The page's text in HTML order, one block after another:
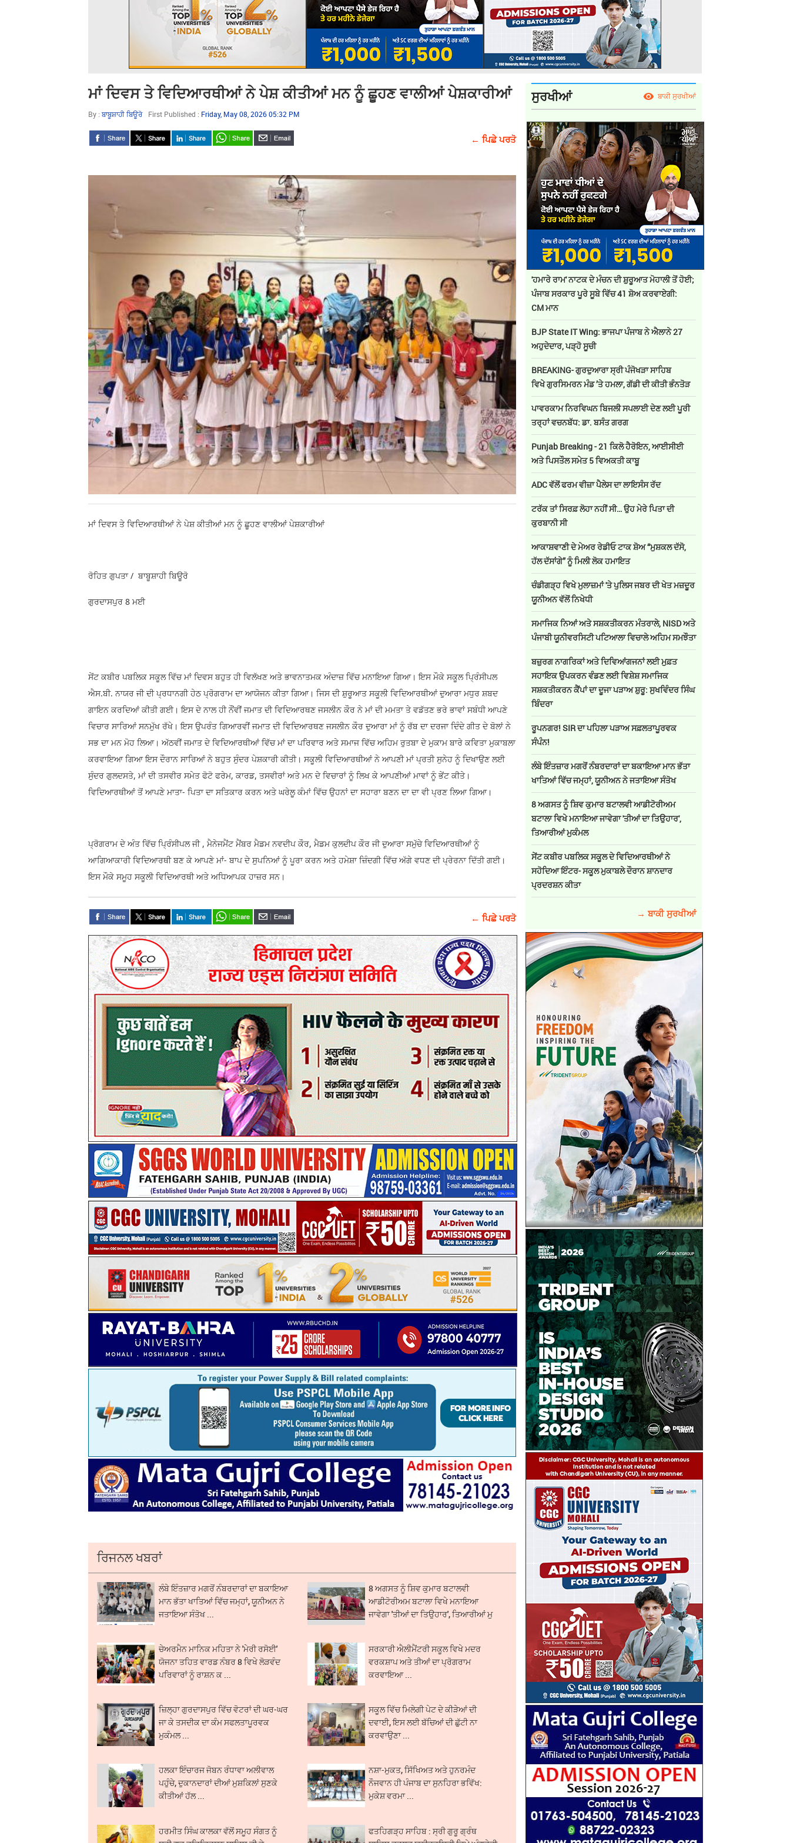
ਮਾਂ ਦਿਵਸ ਤੇ ਵਿਦਿਆਰਥੀਆਂ ਨੇ ਪੇਸ਼ ਕੀਤੀਆਂ ਮਨ ਨੂੰ ਛੂਹਣ ਵਾਲੀਆਂ ਪੇਸ਼ਕਾਰੀਆਂ
By : ਬਾਬੂਸ਼ਾਹੀ ਬਿਊਰੋ First Published : Friday, May 08, 2026 05:32 PM
← ਪਿਛੇ ਪਰਤੋ
ਮਾਂ ਦਿਵਸ ਤੇ ਵਿਦਿਆਰਥੀਆਂ ਨੇ ਪੇਸ਼ ਕੀਤੀਆਂ ਮਨ ਨੂੰ ਛੂਹਣ ਵਾਲੀਆਂ ਪੇਸ਼ਕਾਰੀਆਂ
ਰੋਹਿਤ ਗੁਪਤਾ / ਬਾਬੂਸ਼ਾਹੀ ਬਿਊਰੋ
ਗੁਰਦਾਸਪੁਰ 8 ਮਈ
ਸੇਂਟ ਕਬੀਰ ਪਬਲਿਕ ਸਕੂਲ ਵਿੱਚ ਮਾਂ ਦਿਵਸ ਬਹੁਤ ਹੀ ਵਿਲੱਖਣ ਅਤੇ ਭਾਵਨਾਤਮਕ ਅੰਦਾਜ਼ ਵਿੱਚ ਮਨਾਇਆ ਗਿਆ। ਇਸ ਮੌਕੇ ਸਕੂਲ ਪ੍ਰਿੰਸੀਪਲ
ਐਸ.ਬੀ. ਨਾਯਰ ਜੀ ਦੀ ਪ੍ਰਧਾਨਗੀ ਹੇਠ ਪ੍ਰੋਗਰਾਮ ਦਾ ਆਯੋਜਨ ਕੀਤਾ ਗਿਆ। ਜਿਸ ਦੀ ਸ਼ੁਰੂਆਤ ਸਕੂਲੀ ਵਿਦਿਆਰਥੀਆਂ ਦੁਆਰਾ ਮਧੁਰ ਸ਼ਬਦ
ਗਾਇਨ ਕਰਦਿਆਂ ਕੀਤੀ ਗਈ। ਇਸ ਦੇ ਨਾਲ ਹੀ ਨੌਂਵੀਂ ਜਮਾਤ ਦੀ ਵਿਦਿਆਰਥਣ ਜਸਲੀਨ ਕੌਰ ਨੇ ਮਾਂ ਦੀ ਮਮਤਾ ਤੇ ਵਡੱਤਣ ਭਰੇ ਭਾਵਾਂ ਸਬੰਧੀ ਆਪਣੇ
ਵਿਚਾਰ ਸਾਰਿਆਂ ਸਨਮੁੱਖ ਰੱਖੇ। ਇਸ ਉਪਰੰਤ ਗਿਆਰਵੀਂ ਜਮਾਤ ਦੀ ਵਿਦਿਆਰਥਣ ਜਸਲੀਨ ਕੌਰ ਦੁਆਰਾ ਮਾਂ ਨੂੰ ਰੱਬ ਦਾ ਦਰਜਾ ਦਿੰਦੇ ਗੀਤ ਦੇ ਬੋਲਾਂ ਨੇ
ਸਭ ਦਾ ਮਨ ਮੋਹ ਲਿਆ। ਅੱਠਵੀਂ ਜਮਾਤ ਦੇ ਵਿਦਿਆਰਥੀਆਂ ਵਿੱਚ ਮਾਂ ਦਾ ਪਰਿਵਾਰ ਅਤੇ ਸਮਾਜ ਵਿੱਚ ਅਹਿਮ ਰੁਤਬਾ ਦੇ ਮੁਕਾਮ ਬਾਰੇ ਕਵਿਤਾ ਮੁਕਾਬਲਾ
ਕਰਵਾਇਆ ਗਿਆ ਇਸ ਦੌਰਾਨ ਸਾਰਿਆਂ ਨੇ ਬਹੁਤ ਸੁੰਦਰ ਪੇਸ਼ਕਾਰੀ ਕੀਤੀ। ਸਕੂਲੀ ਵਿਦਿਆਰਥੀਆਂ ਨੇ ਆਪਣੀ ਮਾਂ ਪ੍ਰਤੀ ਸੁਨੇਹ ਨੂੰ ਦਿਖਾਉਣ ਲਈ
ਸੁੰਦਰ ਗੁਲਦਸਤੇ, ਮਾਂ ਦੀ ਤਸਵੀਰ ਸਮੇਤ ਫੋਟੋ ਫਰੇਮ, ਕਾਰਡ, ਤਸਵੀਰਾਂ ਅਤੇ ਮਨ ਦੇ ਵਿਚਾਰਾਂ ਨੂੰ ਲਿਖ ਕੇ ਆਪਣੀਆਂ ਮਾਵਾਂ ਨੂੰ ਭੇਂਟ ਕੀਤੇ।
ਵਿਦਿਆਰਥੀਆਂ ਤੋਂ ਆਪਣੇ ਮਾਤਾ- ਪਿਤਾ ਦਾ ਸਤਿਕਾਰ ਕਰਨ ਅਤੇ ਘਰੇਲੂ ਕੰਮਾਂ ਵਿੱਚ ਉਹਨਾਂ ਦਾ ਸਹਾਰਾ ਬਣਨ ਦਾ ਦਾ ਵੀ ਪ੍ਰਣ ਲਿਆ ਗਿਆ।
ਪ੍ਰੋਗਰਾਮ ਦੇ ਅੰਤ ਵਿੱਚ ਪ੍ਰਿੰਸੀਪਲ ਜੀ , ਮੈਨੇਜਮੈਂਟ ਮੈਂਬਰ ਮੈਡਮ ਨਵਦੀਪ ਕੌਰ, ਮੈਡਮ ਕੁਲਦੀਪ ਕੌਰ ਜੀ ਦੁਆਰਾ ਸਮੁੱਚੇ ਵਿਦਿਆਰਥੀਆਂ ਨੂੰ
ਆਗਿਆਕਾਰੀ ਵਿਦਿਆਰਥੀ ਬਣ ਕੇ ਆਪਣੇ ਮਾਂ- ਬਾਪ ਦੇ ਸੁਪਨਿਆਂ ਨੂੰ ਪੂਰਾ ਕਰਨ ਅਤੇ ਹਮੇਸ਼ਾ ਜ਼ਿੰਦਗੀ ਵਿੱਚ ਅੱਗੇ ਵਧਣ ਦੀ ਪ੍ਰੇਰਨਾ ਦਿੱਤੀ ਗਈ।
ਇਸ ਮੌਕੇ ਸਮੂਹ ਸਕੂਲੀ ਵਿਦਿਆਰਥੀ ਅਤੇ ਅਧਿਆਪਕ ਹਾਜ਼ਰ ਸਨ।
← ਪਿਛੇ ਪਰਤੋ
ਰਿਜਨਲ ਖਬਰਾਂ
ਲੰਬੇ ਇੰਤਜ਼ਾਰ ਮਗਰੋਂ ਨੰਬਰਦਾਰਾਂ ਦਾ ਬਕਾਇਆ
ਮਾਨ ਭੱਤਾ ਖਾਤਿਆਂ ਵਿੱਚ ਜਮ੍ਹਾਂ, ਯੂਨੀਅਨ ਨੇ
ਜਤਾਇਆ ਸੰਤੋਖ ...
8 ਅਗਸਤ ਨੂੰ ਸ਼ਿਵ ਕੁਮਾਰ ਬਟਾਲਵੀ
ਆਡੀਟੋਰੀਅਮ ਬਟਾਲਾ ਵਿਖੇ ਮਨਾਇਆ
ਜਾਵੇਗਾ 'ਤੀਆਂ ਦਾ ਤਿਉਹਾਰ', ਤਿਆਰੀਆਂ ਮੁ
ਚੇਅਰਮੈਨ ਮਾਨਿਕ ਮਹਿਤਾ ਨੇ 'ਮੇਰੀ ਰਸੋਈ'
ਯੋਜਨਾ ਤਹਿਤ ਵਾਰਡ ਨੰਬਰ 8 ਵਿਖੇ ਲੋੜਵੰਦ
ਪਰਿਵਾਰਾਂ ਨੂੰ ਰਾਸ਼ਨ ਕ ...
ਸਰਕਾਰੀ ਐਲੀਮੈਂਟਰੀ ਸਕੂਲ ਵਿਖੇ ਮਦਰ
ਵਰਕਸ਼ਾਪ ਅਤੇ ਤੀਆਂ ਦਾ ਪ੍ਰੋਗਰਾਮ
ਕਰਵਾਇਆ ...
ਜ਼ਿਲ੍ਹਾ ਗੁਰਦਾਸਪੁਰ ਵਿੱਚ ਵੋਟਰਾਂ ਦੀ ਘਰ-ਘਰ
ਜਾ ਕੇ ਤਸਦੀਕ ਦਾ ਕੰਮ ਸਫਲਤਾਪੂਰਵਕ
ਮੁਕੰਮਲ ...
ਸਕੂਲ ਵਿੱਚ ਮਿਲੇਗੀ ਪੇਟ ਦੇ ਕੀੜੇਆਂ ਦੀ
ਦਵਾਈ, ਇਸ ਲਈ ਬੱਚਿਆਂ ਦੀ ਛੁੱਟੀ ਨਾ
ਕਰਵਾਉਣਾ ...
ਹਲਕਾ ਇੰਚਾਰਜ ਜੋਬਨ ਰੰਧਾਵਾ ਅਲੀਵਾਲ
ਪਹੁੰਚੇ, ਦੁਕਾਨਦਾਰਾਂ ਦੀਆਂ ਮੁਸ਼ਕਿਲਾਂ ਸੁਣਕੇ
ਕੀਤੀਆਂ ਹੱਲ ...
ਨਸ਼ਾ-ਮੁਕਤ, ਸਿੱਖਿਅਤ ਅਤੇ ਹੁਨਰਮੰਦ
ਨੌਜਵਾਨ ਹੀ ਪੰਜਾਬ ਦਾ ਸੁਨਹਿਰਾ ਭਵਿੱਖ:
ਮੁਕੇਸ਼ ਵਰਮਾ ...
ਹਰਮੀਤ ਸਿੰਘ ਕਾਲਕਾ ਵੱਲੋਂ ਸਮੂਹ ਸੰਗਤ ਨੂੰ
ਫਤਹਿਗੜ੍ਹ ਸਾਹਿਬ : ਸ੍ਰੀ ਗੁਰੂ ਗ੍ਰੰਥ
ਸੁਰਖੀਆਂ ਬਾਕੀ ਸੁਰਖੀਆਂ
'ਹਮਾਰੇ ਰਾਮ' ਨਾਟਕ ਦੇ ਮੰਚਨ ਦੀ ਸ਼ੁਰੂਆਤ ਮੋਹਾਲੀ ਤੋਂ ਹੋਈ;
ਪੰਜਾਬ ਸਰਕਾਰ ਪੂਰੇ ਸੂਬੇ ਵਿੱਚ 41 ਸ਼ੋਅ ਕਰਵਾਏਗੀ:
CM ਮਾਨ
BJP State IT Wing: ਭਾਜਪਾ ਪੰਜਾਬ ਨੇ ਐਲਾਨੇ 27
ਅਹੁਦੇਦਾਰ, ਪੜ੍ਹੋ ਸੂਚੀ
BREAKING- ਗੁਰਦੁਆਰਾ ਸ੍ਰੀ ਪੰਜੋਖੜਾ ਸਾਹਿਬ
ਵਿਖੇ ਗੁਰਸਿਮਰਨ ਮੰਡ ’ਤੇ ਹਮਲਾ, ਗੱਡੀ ਦੀ ਕੀਤੀ ਭੰਨਤੋੜ
ਪਾਵਰਕਾਮ ਨਿਰਵਿਘਨ ਬਿਜਲੀ ਸਪਲਾਈ ਦੇਣ ਲਈ ਪੂਰੀ
ਤਰ੍ਹਾਂ ਵਚਨਬੱਧ: ਡਾ. ਬਸੰਤ ਗਰਗ
Punjab Breaking - 21 ਕਿਲੋ ਹੈਰੋਇਨ, ਆਈਸੀਈ
ਅਤੇ ਪਿਸਤੌਲ ਸਮੇਤ 5 ਵਿਅਕਤੀ ਕਾਬੂ
ADC ਵੱਲੋਂ ਫਰਮ ਵੀਜ਼ਾ ਪੈਲੇਸ ਦਾ ਲਾਇਸੰਸ ਰੱਦ
ਟਰੱਕ ਤਾਂ ਸਿਰਫ਼ ਲੋਹਾ ਨਹੀਂ ਸੀ… ਉਹ ਮੇਰੇ ਪਿਤਾ ਦੀ
ਕੁਰਬਾਨੀ ਸੀ
ਆਕਾਸ਼ਵਾਣੀ ਦੇ ਮੇਅਰ ਰੇਡੀਓ ਟਾਕ ਸ਼ੋਅ “ਮੁਸ਼ਕਲ ਦੱਸੋ,
ਹੱਲ ਦੱਸਾਂਗੇ” ਨੂੰ ਮਿਲੀ ਲੋਕ ਹਮਾਇਤ
ਚੰਡੀਗੜ੍ਹ ਵਿਖੇ ਮੁਲਾਜ਼ਮਾਂ 'ਤੇ ਪੁਲਿਸ ਜਬਰ ਦੀ ਖੇਤ ਮਜ਼ਦੂਰ
ਯੂਨੀਅਨ ਵੱਲੋਂ ਨਿਖੇਧੀ
ਸਮਾਜਿਕ ਨਿਆਂ ਅਤੇ ਸਸ਼ਕਤੀਕਰਨ ਮੰਤਰਾਲੇ, NISD ਅਤੇ
ਪੰਜਾਬੀ ਯੂਨੀਵਰਸਿਟੀ ਪਟਿਆਲਾ ਵਿਚਾਲੇ ਅਹਿਮ ਸਮਝੌਤਾ
ਬਜ਼ੁਰਗ ਨਾਗਰਿਕਾਂ ਅਤੇ ਦਿਵਿਆਂਗਜਨਾਂ ਲਈ ਮੁਫ਼ਤ
ਸਹਾਇਕ ਉਪਕਰਨ ਵੰਡਣ ਲਈ ਵਿਸ਼ੇਸ਼ ਸਮਾਜਿਕ
ਸਸ਼ਕਤੀਕਰਨ ਕੈਂਪਾਂ ਦਾ ਦੂਜਾ ਪੜਾਅ ਸ਼ੁਰੂ: ਸੁਖਵਿੰਦਰ ਸਿੰਘ
ਬਿੰਦਰਾ
ਰੂਪਨਗਰ! SIR ਦਾ ਪਹਿਲਾ ਪੜਾਅ ਸਫ਼ਲਤਾਪੂਰਵਕ
ਸੰਪੰਨ!
ਲੰਬੇ ਇੰਤਜ਼ਾਰ ਮਗਰੋਂ ਨੰਬਰਦਾਰਾਂ ਦਾ ਬਕਾਇਆ ਮਾਨ ਭੱਤਾ
ਖਾਤਿਆਂ ਵਿੱਚ ਜਮ੍ਹਾਂ, ਯੂਨੀਅਨ ਨੇ ਜਤਾਇਆ ਸੰਤੋਖ
8 ਅਗਸਤ ਨੂੰ ਸ਼ਿਵ ਕੁਮਾਰ ਬਟਾਲਵੀ ਆਡੀਟੋਰੀਅਮ
ਬਟਾਲਾ ਵਿਖੇ ਮਨਾਇਆ ਜਾਵੇਗਾ 'ਤੀਆਂ ਦਾ ਤਿਉਹਾਰ',
ਤਿਆਰੀਆਂ ਮੁਕੰਮਲ
ਸੇਂਟ ਕਬੀਰ ਪਬਲਿਕ ਸਕੂਲ ਦੇ ਵਿਦਿਆਰਥੀਆਂ ਨੇ
ਸਹੋਦਿਆ ਇੰਟਰ- ਸਕੂਲ ਮੁਕਾਬਲੇ ਦੌਰਾਨ ਸ਼ਾਨਦਾਰ
ਪ੍ਰਦਰਸ਼ਨ ਕੀਤਾ
→ ਬਾਕੀ ਸੁਰਖੀਆਂ